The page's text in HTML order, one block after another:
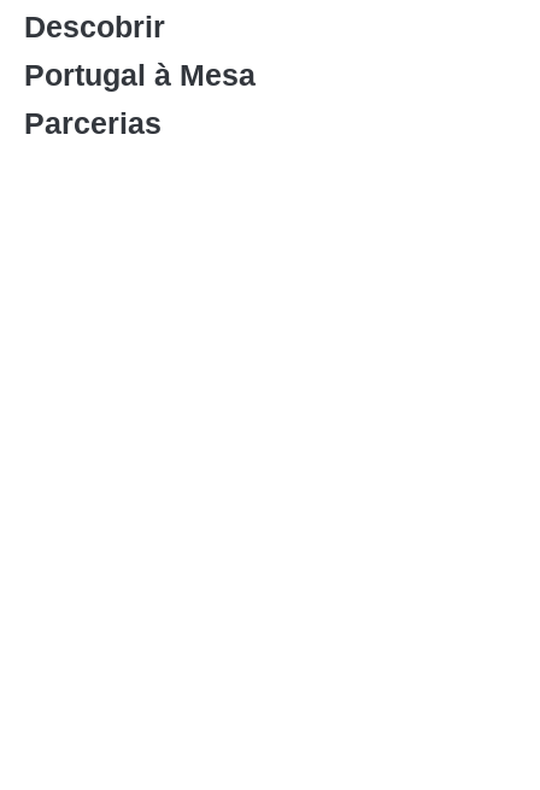
Descobrir
Portugal à Mesa
Parcerias